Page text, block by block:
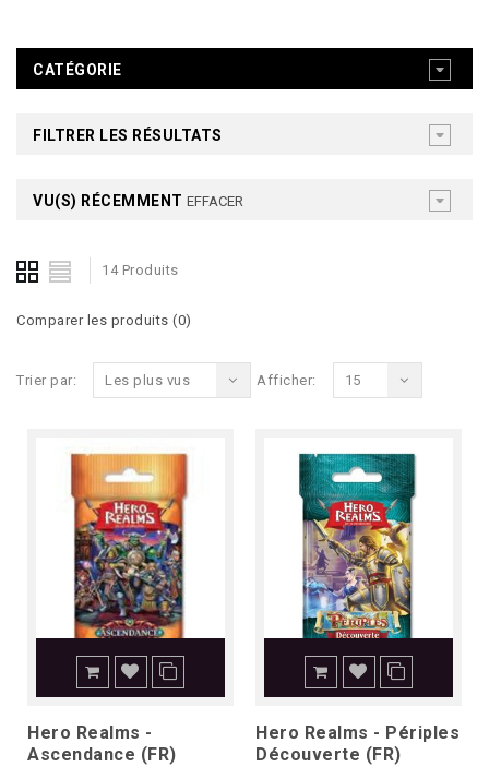
CATÉGORIE
FILTRER LES RÉSULTATS
VU(S) RÉCEMMENT EFFACER
14 Produits
Comparer les produits (0)
Trier par: Les plus vus Afficher: 15
Hero Realms -
Ascendance (FR)
Hero Realms - Périples
Découverte (FR)